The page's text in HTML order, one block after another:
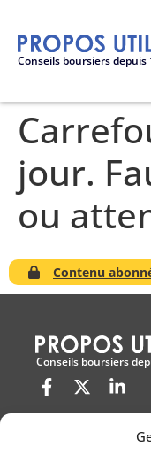
Conseils boursiers depuis
jour.
ou
Contenu
Conseils boursiers